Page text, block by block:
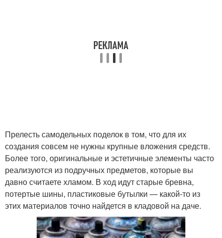
Прелесть самодельных поделок в том, что для их
создания совсем не нужны крупные вложения средств.
Более того, оригинальные и эстетичные элементы часто
реализуются из подручных предметов, которые вы
давно считаете хламом. В ход идут старые бревна,
потертые шины, пластиковые бутылки — какой-то из
этих материалов точно найдется в кладовой на даче.